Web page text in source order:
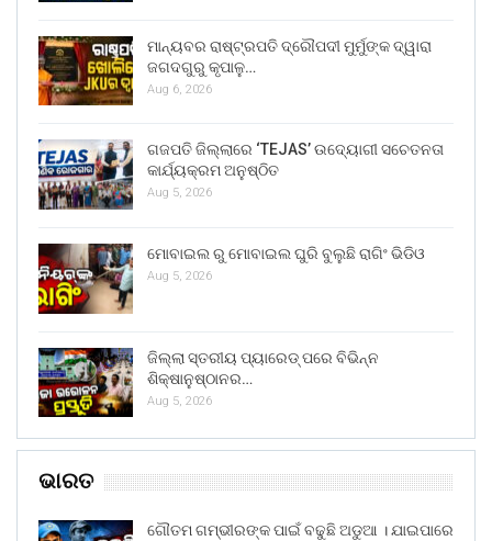
ମାନ୍ୟବର ରାଷ୍ଟ୍ରପତି ଦ୍ରୌପଦୀ ମୁର୍ମୁଙ୍କ ଦ୍ୱାରା
ଜଗଦଗୁରୁ କୃପାଳୁ…
Aug 6, 2026
ଗଜପତି ଜିଲ୍ଲାରେ ‘TEJAS’ ଉଦ୍ୟୋଗୀ ସଚେତନତା
କାର୍ଯ୍ୟକ୍ରମ ଅନୁଷ୍ଠିତ
Aug 5, 2026
ମୋବାଇଲ ରୁ ମୋବାଇଲ ଘୁରି ବୁଲୁଛି ରାଗିଂ ଭିଡିଓ
Aug 5, 2026
ଜିଲ୍ଲା ସ୍ତରୀୟ ପ୍ୟାରେଡ୍ ପରେ ବିଭିନ୍ନ
ଶିକ୍ଷାନୁଷ୍ଠାନର…
Aug 5, 2026
ଭାରତ
ଗୌତମ ଗମ୍ଭୀରଙ୍କ ପାଇଁ ବଢୁଛି ଅଡୁଆ । ଯାଇପାରେ